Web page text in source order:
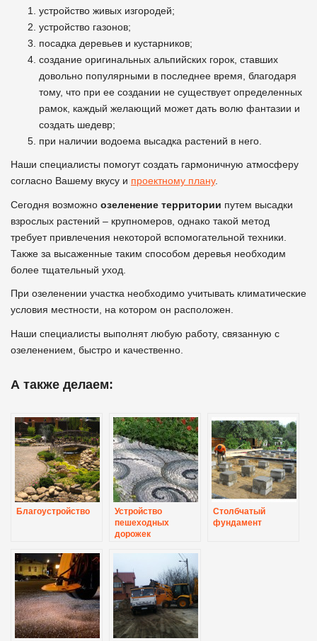
устройство живых изгородей;
устройство газонов;
посадка деревьев и кустарников;
создание оригинальных альпийских горок, ставших
довольно популярными в последнее время, благодаря
тому, что при ее создании не существует определенных
рамок, каждый желающий может дать волю фантазии и
создать шедевр;
при наличии водоема высадка растений в него.
Наши специалисты помогут создать гармоничную атмосферу
согласно Вашему вкусу и проектному плану.
Сегодня возможно озеленение территории путем высадки
взрослых растений – крупномеров, однако такой метод
требует привлечения некоторой вспомогательной техники.
Также за высаженные таким способом деревья необходим
более тщательный уход.
При озеленении участка необходимо учитывать климатические
условия местности, на котором он расположен.
Наши специалисты выполнят любую работу, связанную с
озеленением, быстро и качественно.
А также делаем:
Благоустройство
Устройство
пешеходных
дорожек
Столбчатый
фундамент